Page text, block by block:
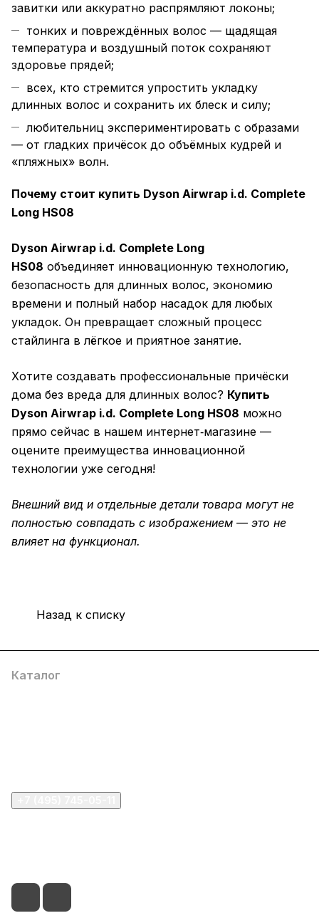
завитки или аккуратно распрямляют локоны;
тонких и повреждённых волос — щадящая
температура и воздушный поток сохраняют
здоровье прядей;
всех, кто стремится упростить укладку
длинных волос и сохранить их блеск и силу;
любительниц экспериментировать с образами
— от гладких причёсок до объёмных кудрей и
«пляжных» волн.
Почему стоит купить Dyson Airwrap i.d. Complete
Long HS08
Dyson Airwrap i.d. Complete Long
HS08 объединяет инновационную технологию,
безопасность для длинных волос, экономию
времени и полный набор насадок для любых
укладок. Он превращает сложный процесс
стайлинга в лёгкое и приятное занятие.
Хотите создавать профессиональные причёски
дома без вреда для длинных волос? Купить
Dyson Airwrap i.d. Complete Long HS08 можно
прямо сейчас в нашем интернет‑магазине —
оцените преимущества инновационной
технологии уже сегодня!
Внешний вид и отдельные детали товара могут не
полностью совпадать с изображением — это не
влияет на функционал.
Назад к списку
Каталог